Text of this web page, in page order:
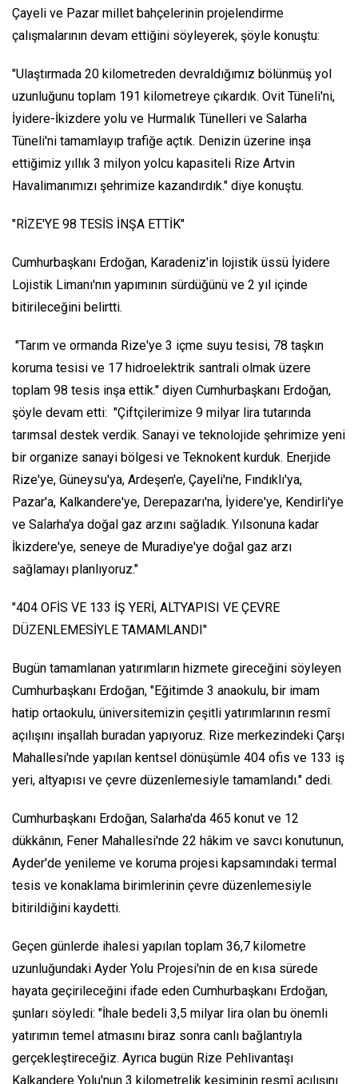
Çayeli ve Pazar millet bahçelerinin projelendirme
çalışmalarının devam ettiğini söyleyerek, şöyle konuştu:
"Ulaştırmada 20 kilometreden devraldığımız bölünmüş yol
uzunluğunu toplam 191 kilometreye çıkardık. Ovit Tüneli'ni,
İyidere-İkizdere yolu ve Hurmalık Tünelleri ve Salarha
Tüneli'ni tamamlayıp trafiğe açtık. Denizin üzerine inşa
ettiğimiz yıllık 3 milyon yolcu kapasiteli Rize Artvin
Havalimanımızı şehrimize kazandırdık." diye konuştu.
"RİZE'YE 98 TESİS İNŞA ETTİK"
Cumhurbaşkanı Erdoğan, Karadeniz'in lojistik üssü İyidere
Lojistik Limanı'nın yapımının sürdüğünü ve 2 yıl içinde
bitirileceğini belirtti.
"Tarım ve ormanda Rize'ye 3 içme suyu tesisi, 78 taşkın
koruma tesisi ve 17 hidroelektrik santrali olmak üzere
toplam 98 tesis inşa ettik." diyen Cumhurbaşkanı Erdoğan,
şöyle devam etti: "Çiftçilerimize 9 milyar lira tutarında
tarımsal destek verdik. Sanayi ve teknolojide şehrimize yeni
bir organize sanayi bölgesi ve Teknokent kurduk. Enerjide
Rize'ye, Güneysu'ya, Ardeşen'e, Çayeli'ne, Fındıklı'ya,
Pazar'a, Kalkandere'ye, Derepazarı'na, İyidere'ye, Kendirli'ye
ve Salarha'ya doğal gaz arzını sağladık. Yılsonuna kadar
İkizdere'ye, seneye de Muradiye'ye doğal gaz arzı
sağlamayı planlıyoruz."
"404 OFİS VE 133 İŞ YERİ, ALTYAPISI VE ÇEVRE
DÜZENLEMESİYLE TAMAMLANDI"
Bugün tamamlanan yatırımların hizmete gireceğini söyleyen
Cumhurbaşkanı Erdoğan, "Eğitimde 3 anaokulu, bir imam
hatip ortaokulu, üniversitemizin çeşitli yatırımlarının resmî
açılışını inşallah buradan yapıyoruz. Rize merkezindeki Çarşı
Mahallesi'nde yapılan kentsel dönüşümle 404 ofis ve 133 iş
yeri, altyapısı ve çevre düzenlemesiyle tamamlandı." dedi.
Cumhurbaşkanı Erdoğan, Salarha'da 465 konut ve 12
dükkânın, Fener Mahallesi'nde 22 hâkim ve savcı konutunun,
Ayder'de yenileme ve koruma projesi kapsamındaki termal
tesis ve konaklama birimlerinin çevre düzenlemesiyle
bitirildiğini kaydetti.
Geçen günlerde ihalesi yapılan toplam 36,7 kilometre
uzunluğundaki Ayder Yolu Projesi'nin de en kısa sürede
hayata geçirileceğini ifade eden Cumhurbaşkanı Erdoğan,
şunları söyledi: "İhale bedeli 3,5 milyar lira olan bu önemli
yatırımın temel atmasını biraz sonra canlı bağlantıyla
gerçekleştireceğiz. Ayrıca bugün Rize Pehlivantaşı
Kalkandere Yolu'nun 3 kilometrelik kesiminin resmî açılışını